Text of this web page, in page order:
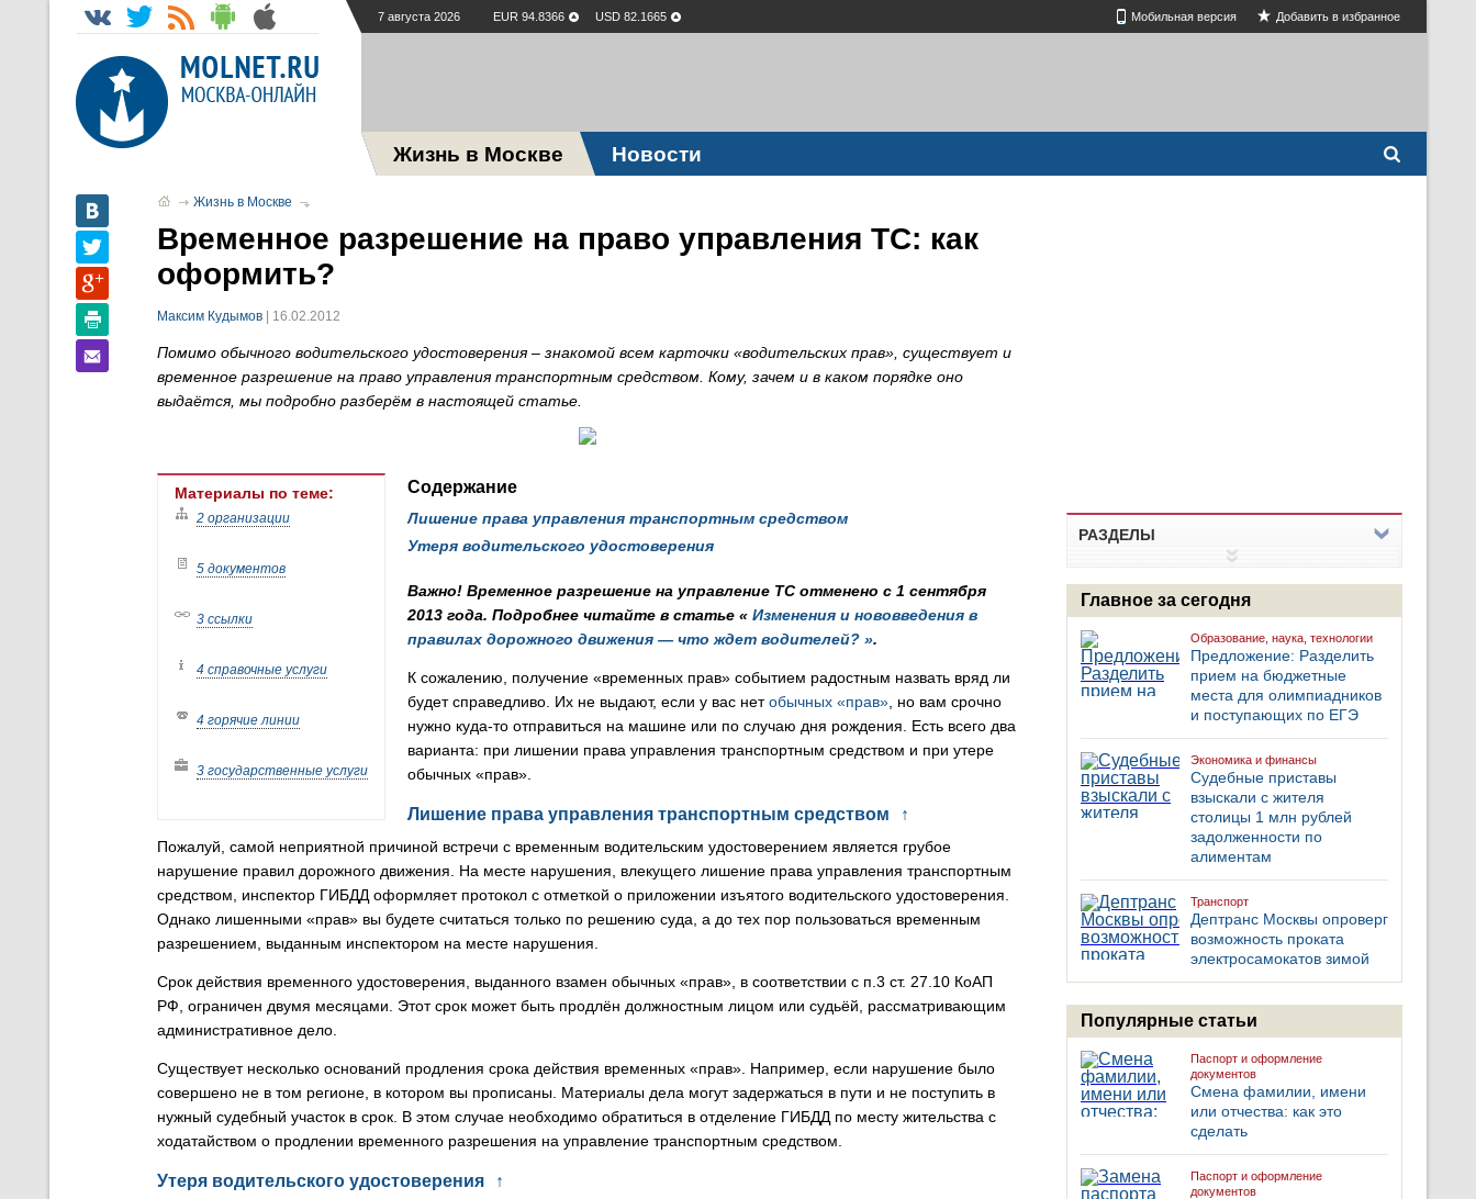
7 августа 2026 EUR 94.8366 USD 82.1665 Мобильная версия Добавить в избранное
Жизнь в Москве Новости
РАЗДЕЛЫ
Главное за сегодня
Образование, наука, технологии
Предложение: Разделить
прием на бюджетные
места для олимпиадников
и поступающих по ЕГЭ
Экономика и финансы
Судебные приставы
взыскали с жителя
столицы 1 млн рублей
задолженности по
алиментам
Транспорт
Дептранс Москвы опроверг
возможность проката
электросамокатов зимой
Популярные статьи
Паспорт и оформление
документов
Смена фамилии, имени
или отчества: как это
сделать
Паспорт и оформление
документов
Жизнь в Москве
Временное разрешение на право управления ТС: как
оформить?
Максим Кудымов | 16.02.2012
Помимо обычного водительского удостоверения – знакомой всем карточки «водительских прав», существует и
временное разрешение на право управления транспортным средством. Кому, зачем и в каком порядке оно
выдаётся, мы подробно разберём в настоящей статье.
Материалы по теме:
2 организации
5 документов
3 ссылки
4 справочные услуги
4 горячие линии
3 государственные услуги
Содержание
Лишение права управления транспортным средством
Утеря водительского удостоверения
Важно! Временное разрешение на управление ТС отменено с 1 сентября
2013 года. Подробнее читайте в статье « Изменения и нововведения в
правилах дорожного движения — что ждет водителей? ».
К сожалению, получение «временных прав» событием радостным назвать вряд ли
будет справедливо. Их не выдают, если у вас нетобычных «прав» , но вам срочно
нужно куда-то отправиться на машине или по случаю дня рождения. Есть всего два
варианта: при лишении права управления транспортным средством и при утере
обычных «прав».
Лишение права управления транспортным средством ↑
Пожалуй, самой неприятной причиной встречи с временным водительским удостоверением является грубое
нарушение правил дорожного движения. На месте нарушения, влекущего лишение права управления транспортным
средством, инспектор ГИБДД оформляет протокол с отметкой о приложении изъятого водительского удостоверения.
Однако лишенными «прав» вы будете считаться только по решению суда, а до тех пор пользоваться временным
разрешением, выданным инспектором на месте нарушения.
Срок действия временного удостоверения, выданного взамен обычных «прав», в соответствии с п.3 ст. 27.10 КоАП
РФ, ограничен двумя месяцами. Этот срок может быть продлён должностным лицом или судьёй, рассматривающим
административное дело.
Существует несколько оснований продления срока действия временных «прав». Например, если нарушение было
совершено не в том регионе, в котором вы прописаны. Материалы дела могут задержаться в пути и не поступить в
нужный судебный участок в срок. В этом случае необходимо обратиться в отделение ГИБДД по месту жительства с
ходатайством о продлении временного разрешения на управление транспортным средством.
Утеря водительского удостоверения ↑